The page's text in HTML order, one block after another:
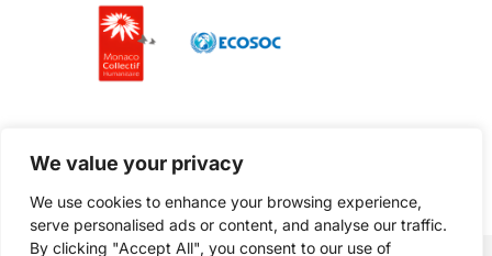
We value your privacy
We use cookies to enhance your browsing experience,
serve personalised ads or content, and analyse our traffic.
By clicking "Accept All", you consent to our use of